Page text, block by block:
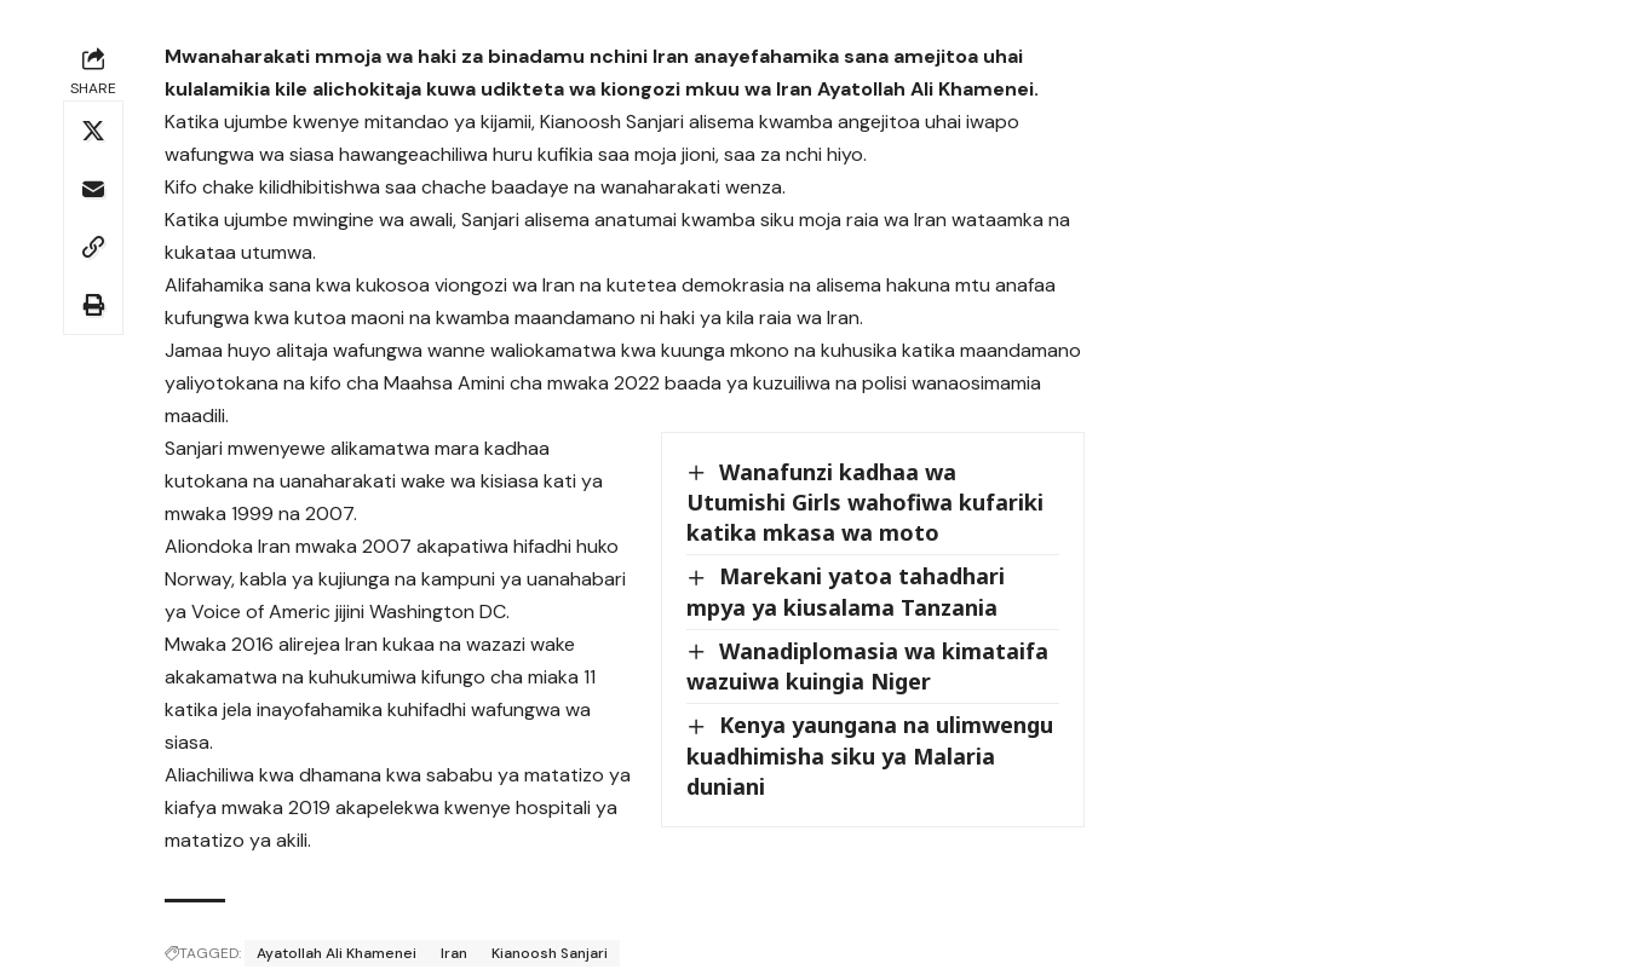
SHARE
Mwanaharakati mmoja wa haki za binadamu nchini Iran anayefahamika sana amejitoa uhai
kulalamikia kile alichokitaja kuwa udikteta wa kiongozi mkuu wa Iran Ayatollah Ali Khamenei.
Katika ujumbe kwenye mitandao ya kijamii, Kianoosh Sanjari alisema kwamba angejitoa uhai iwapo
wafungwa wa siasa hawangeachiliwa huru kufikia saa moja jioni, saa za nchi hiyo.
Kifo chake kilidhibitishwa saa chache baadaye na wanaharakati wenza.
Katika ujumbe mwingine wa awali, Sanjari alisema anatumai kwamba siku moja raia wa Iran wataamka na
kukataa utumwa.
Alifahamika sana kwa kukosoa viongozi wa Iran na kutetea demokrasia na alisema hakuna mtu anafaa
kufungwa kwa kutoa maoni na kwamba maandamano ni haki ya kila raia wa Iran.
Jamaa huyo alitaja wafungwa wanne waliokamatwa kwa kuunga mkono na kuhusika katika maandamano
yaliyotokana na kifo cha Maahsa Amini cha mwaka 2022 baada ya kuzuiliwa na polisi wanaosimamia
maadili.
Wanafunzi kadhaa wa
Utumishi Girls wahofiwa kufariki
katika mkasa wa moto
Marekani yatoa tahadhari
mpya ya kiusalama Tanzania
Wanadiplomasia wa kimataifa
wazuiwa kuingia Niger
Kenya yaungana na ulimwengu
kuadhimisha siku ya Malaria
duniani
Sanjari mwenyewe alikamatwa mara kadhaa
kutokana na uanaharakati wake wa kisiasa kati ya
mwaka 1999 na 2007.
Aliondoka Iran mwaka 2007 akapatiwa hifadhi huko
Norway, kabla ya kujiunga na kampuni ya uanahabari
ya Voice of Americ jijini Washington DC.
Mwaka 2016 alirejea Iran kukaa na wazazi wake
akakamatwa na kuhukumiwa kifungo cha miaka 11
katika jela inayofahamika kuhifadhi wafungwa wa
siasa.
Aliachiliwa kwa dhamana kwa sababu ya matatizo ya
kiafya mwaka 2019 akapelekwa kwenye hospitali ya
matatizo ya akili.
TAGGED: Ayatollah Ali Khamenei Iran Kianoosh Sanjari